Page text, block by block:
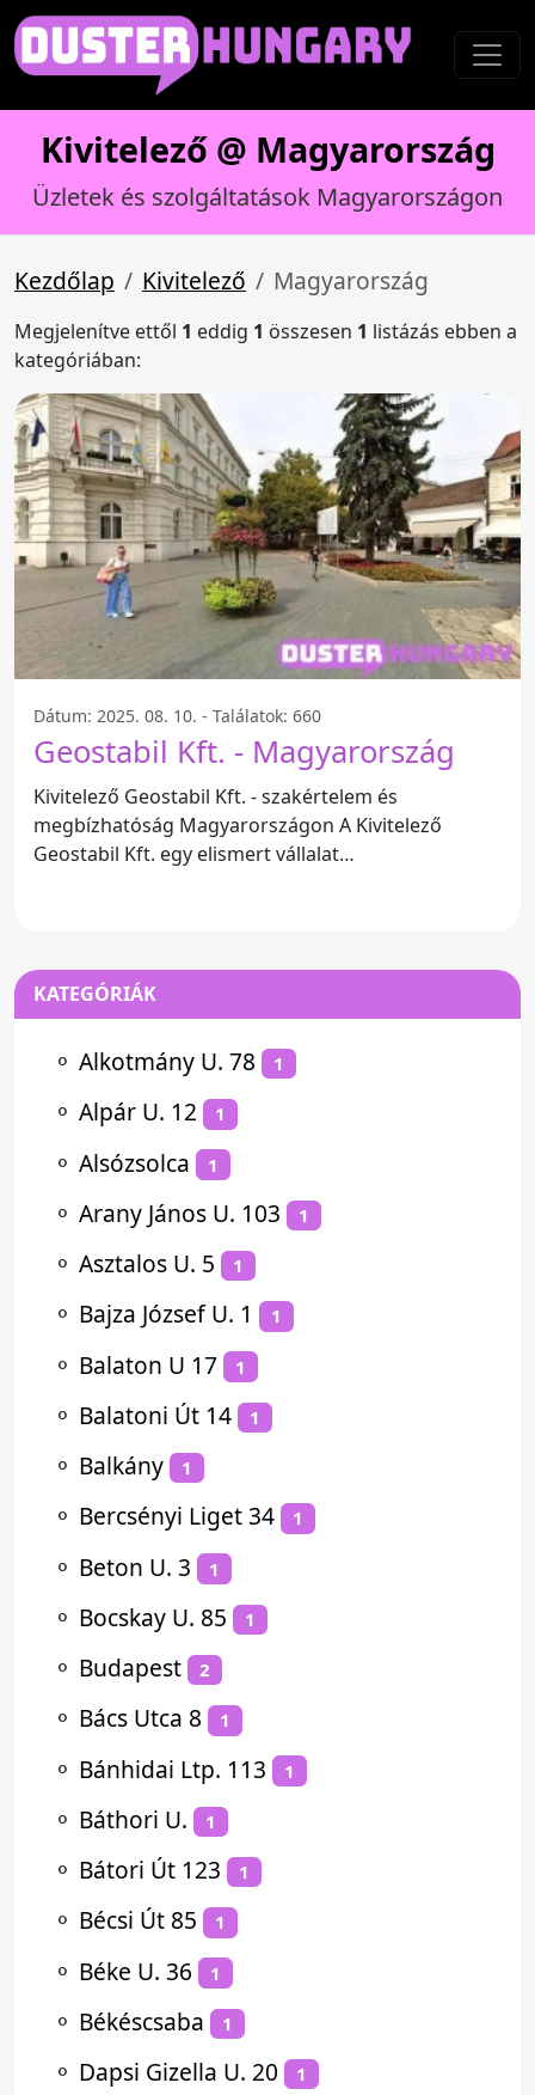
Kivitelező @ Magyarország
Üzletek és szolgáltatások Magyarországon
Kezdőlap Kivitelező Magyarország
Megjelenítve ettől 1 eddig 1 összesen 1 listázás ebben a
kategóriában:
Dátum: 2025. 08. 10. - Találatok: 660
Geostabil Kft. - Magyarország
Kivitelező Geostabil Kft. - szakértelem és
megbízhatóság Magyarországon A Kivitelező
Geostabil Kft. egy elismert vállalat
KATEGÓRIÁK
⚬ Alkotmány U. 78 1
⚬ Alpár U. 12 1
⚬ Alsózsolca 1
⚬ Arany János U. 103 1
⚬ Asztalos U. 5 1
⚬ Bajza József U. 1 1
⚬ Balaton U 17 1
⚬ Balatoni Út 14 1
⚬ Balkány 1
⚬ Bercsényi Liget 34 1
⚬ Beton U. 3 1
⚬ Bocskay U. 85 1
⚬ Budapest 2
⚬ Bács Utca 8 1
⚬ Bánhidai Ltp. 113 1
⚬ Báthori U. 1
⚬ Bátori Út 123 1
⚬ Bécsi Út 85 1
⚬ Béke U. 36 1
⚬ Békéscsaba 1
⚬ Dapsi Gizella U. 20 1